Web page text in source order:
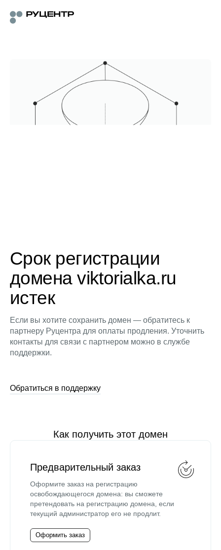
Срок регистрации
домена viktorialka.ru
истек
Если вы хотите сохранить домен — обратитесь к
партнеру Руцентра для оплаты продления. Уточнить
контакты для связи с партнером можно в службе
поддержки.
Обратиться в поддержку
Как получить этот домен
Предварительный заказ
Оформите заказ на регистрацию
освобождающегося домена: вы сможете
претендовать на регистрацию домена, если
текущий администратор его не продлит.
Оформить заказ